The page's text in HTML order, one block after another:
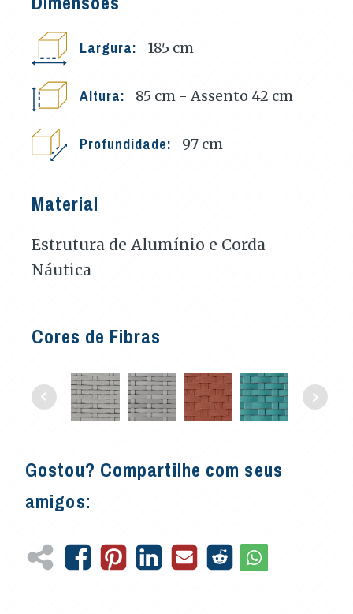
Largura: 185 cm
Altura: 85 cm - Assento 42 cm
Profundidade: 97 cm
Material
Estrutura de Alumínio e Corda
Náutica
Cores de Fibras
Gostou? Compartilhe com seus
amigos: